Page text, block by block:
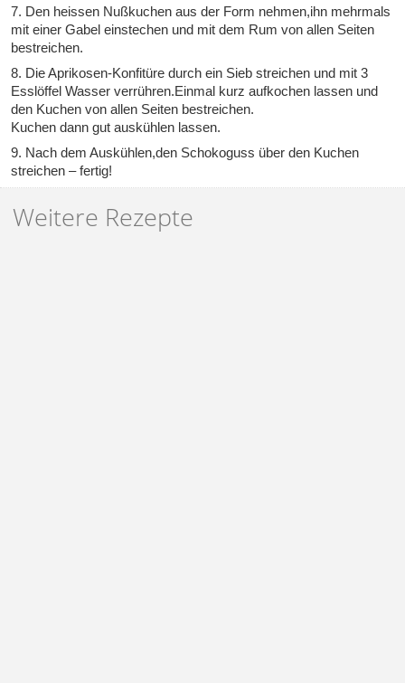
7. Den heissen Nußkuchen aus der Form nehmen,ihn mehrmals
mit einer Gabel einstechen und mit dem Rum von allen Seiten
bestreichen.
8. Die Aprikosen-Konfitüre durch ein Sieb streichen und mit 3
Esslöffel Wasser verrühren.Einmal kurz aufkochen lassen und
den Kuchen von allen Seiten bestreichen.
Kuchen dann gut auskühlen lassen.
9. Nach dem Auskühlen,den Schokoguss über den Kuchen
streichen – fertig!
Weitere Rezepte